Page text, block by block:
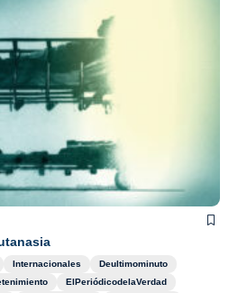
Internacionales
Deultimominuto
ElPeriódicodelaVerdad